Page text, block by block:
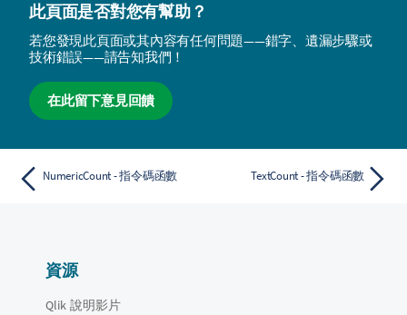
此頁面是否對您有幫助？
若您發現此頁面或其內容有任何問題——錯字、遺漏步驟或
技術錯誤——請告知我們！
在此留下意見回饋
NumericCount - 指令碼函數 TextCount - 指令碼函數
資源
Qlik 說明影片